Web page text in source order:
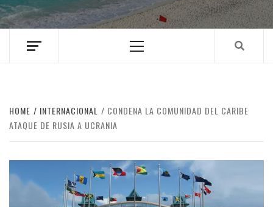
Menu
HOME INTERNACIONAL
CONDENA LA COMUNIDAD DEL CARIBE
ATAQUE DE RUSIA A UCRANIA